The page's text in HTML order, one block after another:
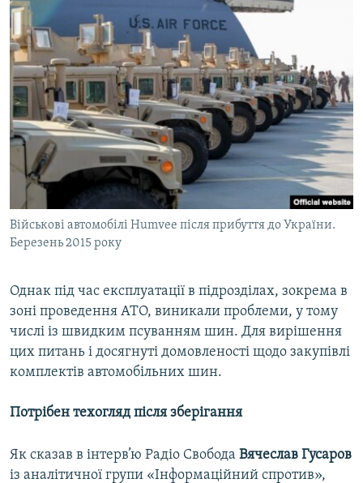
Військові автомобілі Humvee після прибуття до України.
Березень 2015 року
Однак під час експлуатації в підрозділах, зокрема в
зоні проведення АТО, виникали проблеми, у тому
числі із швидким псуванням шин. Для вирішення
цих питань і досягнуті домовленості щодо закупівлі
комплектів автомобільних шин.
Потрібен техогляд після зберігання
Як сказав в інтерв’ю Радіо Свобода Вячеслав Гусаров
із аналітичної групи «Інформаційний спротив»,